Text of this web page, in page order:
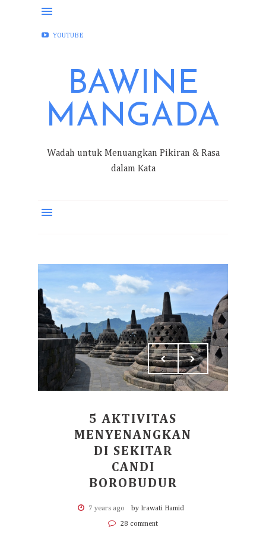
FACEBOOK
YOUTUBE
BAWINE
MANGADA
Wadah untuk Menuangkan Pikiran & Rasa
dalam Kata
5 AKTIVITAS
MENYENANGKAN
DI SEKITAR
CANDI
BOROBUDUR
7 years ago by Irawati Hamid
28 comment